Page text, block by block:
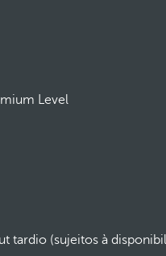
Level
tardio (sujeitos à